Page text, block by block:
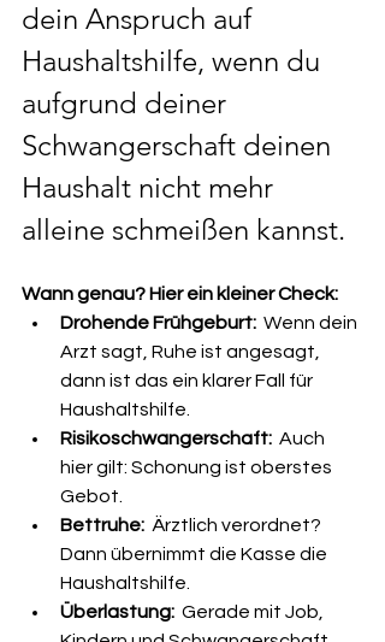
dein Anspruch auf
Haushaltshilfe, wenn du
aufgrund deiner
Schwangerschaft deinen
Haushalt nicht mehr
alleine schmeißen kannst.
Wann genau? Hier ein kleiner Check:
Drohende Frühgeburt: Wenn dein
Arzt sagt, Ruhe ist angesagt,
dann ist das ein klarer Fall für
Haushaltshilfe.
Risikoschwangerschaft: Auch
hier gilt: Schonung ist oberstes
Gebot.
Bettruhe: Ärztlich verordnet?
Dann übernimmt die Kasse die
Haushaltshilfe.
Überlastung: Gerade mit Job,